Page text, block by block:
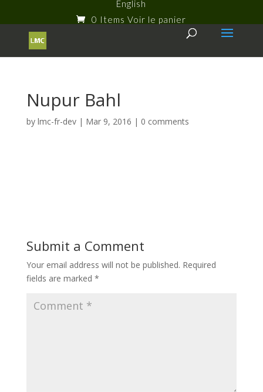
English
0 Items
Nupur Bahl
by lmc-fr-dev| Mar 9, 2016 | 0 comments
Submit a Comment
Your email address will not be published. Required
fields are marked *